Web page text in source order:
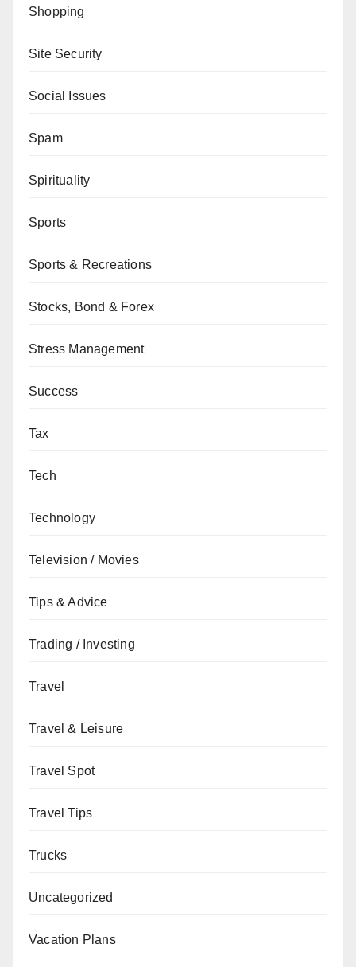
Shopping
Site Security
Social Issues
Spam
Spirituality
Sports
Sports & Recreations
Stocks, Bond & Forex
Stress Management
Success
Tax
Tech
Technology
Television / Movies
Tips & Advice
Trading / Investing
Travel
Travel & Leisure
Travel Spot
Travel Tips
Trucks
Uncategorized
Vacation Plans